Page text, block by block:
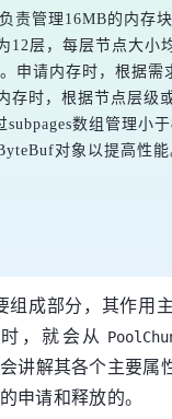
责管理16MB的内存
12层，每层节点大小
申请内存时，根据
存时，根据节点层级
数组管理小
对象以提高性
组成部分，其作用
，就会从
讲解其各个主要属
申请和释放的。